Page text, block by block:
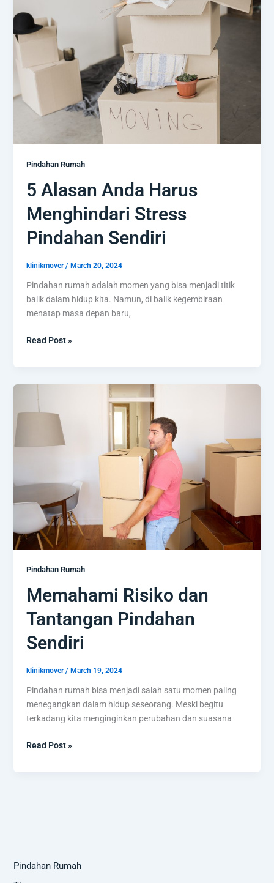
Pindahan Rumah
5 Alasan Anda Harus
Menghindari Stress
Pindahan Sendiri
klinikmover/ March 20, 2024
Pindahan rumah adalah momen yang bisa menjadi titik
balik dalam hidup kita. Namun, di balik kegembiraan
menatap masa depan baru,
Anda
Harus
Menghindari
Pindahan
Sendiri
Read Post »
Pindahan Rumah
Memahami Risiko dan
Tantangan Pindahan
Sendiri
klinikmover/ March 19, 2024
Pindahan rumah bisa menjadi salah satu momen paling
menegangkan dalam hidup seseorang. Meski begitu
terkadang kita menginginkan perubahan dan suasana
Tantangan
Pindahan
Read Post »
Pindahan Rumah